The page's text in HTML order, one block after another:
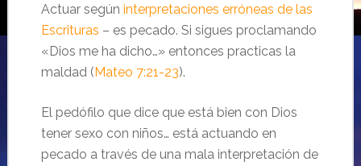
Actuar según interpretaciones erróneas de las
Escrituras – es pecado. Si sigues proclamando
«Dios me ha dicho…» entonces practicas la
maldad (Mateo 7:21-23).
El pedófilo que dice que está bien con Dios
tener sexo con niños… está actuando en
pecado a través de una mala interpretación de